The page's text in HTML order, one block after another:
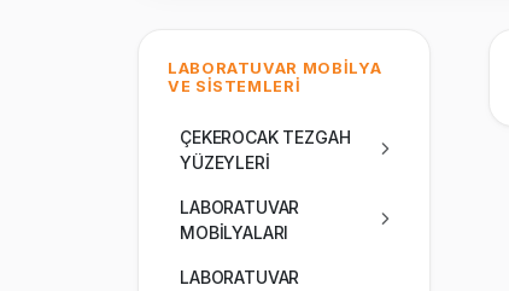
LABORATUVAR MOBİLYA
VE SİSTEMLERİ
ÇEKEROCAK TEZGAH
YÜZEYLERİ
LABORATUVAR
MOBİLYALARI
LABORATUVAR